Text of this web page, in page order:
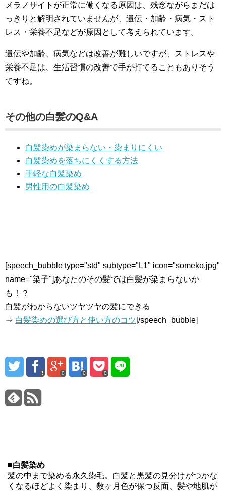
メラノサイトが正常に働くなる原因は、残念ながらまだは
っきりと解明されていませんが、遺伝・加齢・病気・スト
レス・栄養不足などが原因として考えられています。
遺伝や加齢、病気などは改善が難しいですが、ストレスや
栄養不足は、生活習慣の改善で手が打てることもありそう
ですね。
その他の白髪のQ&A
白髪染めが染まらない・染まりにくい
白髪染めを落ちにくくする方法
手軽な白髪染め
男性用の白髪染め
[speech_bubble type="std" subtype="L1" icon="someko.jpg"
name="染子"]あなたのその髪では白髪が染まらないか
も！？
白髪がわからないツヤツヤの髪にできる
⇒ 白髪染めの選び方と使い方のコツ[/speech_bubble]
0 0 0
■白髪染め
髪の中まで染める永久染毛。白髪と黒髪の見分けがつかな
くなるほどよく染まり、数ヶ月色が保つ反面、髪や地肌が